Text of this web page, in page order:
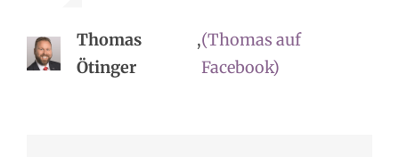
Thomas
Ötinger
,(Thomas auf
Facebook)